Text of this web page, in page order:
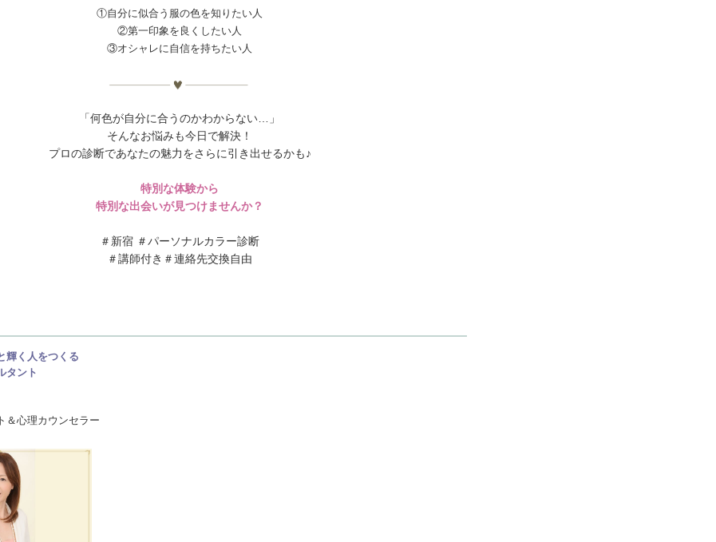
①自分に似合う服の色を知りたい人
②第一印象を良くしたい人
③オシャレに自信を持ちたい人
「何色が自分に合うのかわからない…」
そんなお悩みも今日で解決！
プロの診断であなたの魅力をさらに引き出せるかも♪
特別な体験から
特別な出会いが見つけませんか？
＃新宿 ＃パーソナルカラー診断
＃講師付き＃連絡先交換自由
輝く人をつくる
ント
＆心理カウンセラー